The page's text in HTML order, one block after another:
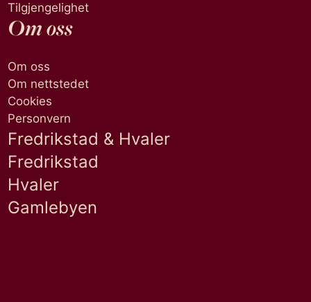
Tilgjengelighet
Om oss
Om oss
Om nettstedet
Cookies
Personvern
Fredrikstad & Hvaler
Fredrikstad
Hvaler
Gamlebyen